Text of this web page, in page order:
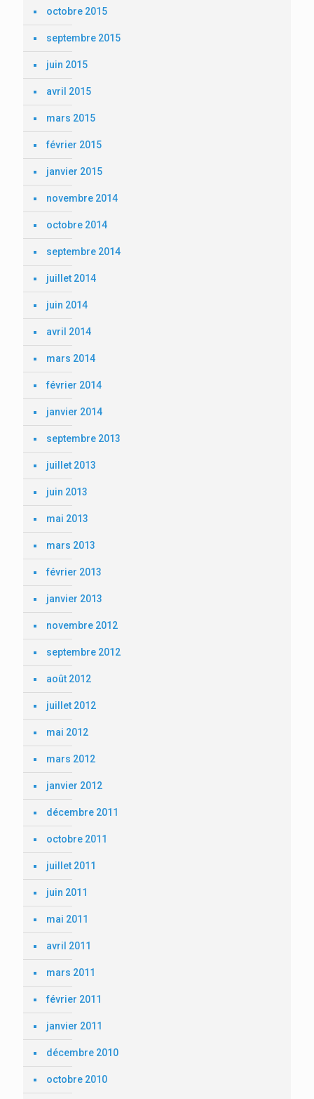
octobre 2015
septembre 2015
juin 2015
avril 2015
mars 2015
février 2015
janvier 2015
novembre 2014
octobre 2014
septembre 2014
juillet 2014
juin 2014
avril 2014
mars 2014
février 2014
janvier 2014
septembre 2013
juillet 2013
juin 2013
mai 2013
mars 2013
février 2013
janvier 2013
novembre 2012
septembre 2012
août 2012
juillet 2012
mai 2012
mars 2012
janvier 2012
décembre 2011
octobre 2011
juillet 2011
juin 2011
mai 2011
avril 2011
mars 2011
février 2011
janvier 2011
décembre 2010
octobre 2010